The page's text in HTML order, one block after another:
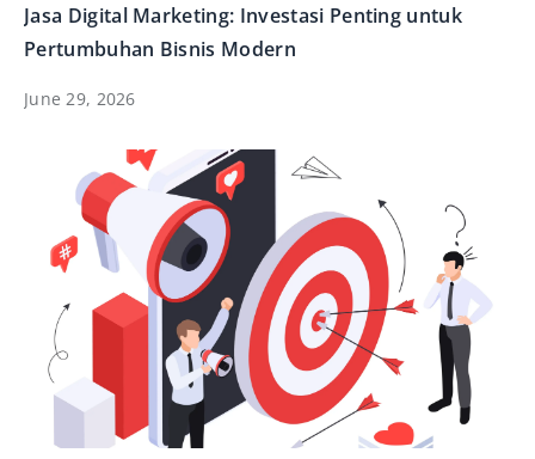
Jasa Digital Marketing: Investasi Penting untuk
Pertumbuhan Bisnis Modern
June 29, 2026